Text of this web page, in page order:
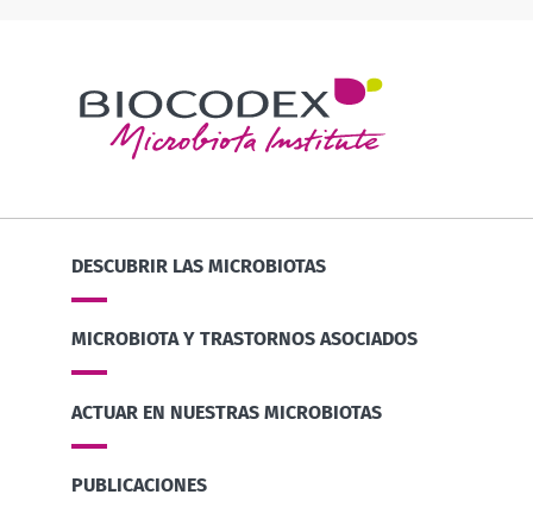
DESCUBRIR LAS MICROBIOTAS
MICROBIOTA Y TRASTORNOS ASOCIADOS
ACTUAR EN NUESTRAS MICROBIOTAS
PUBLICACIONES